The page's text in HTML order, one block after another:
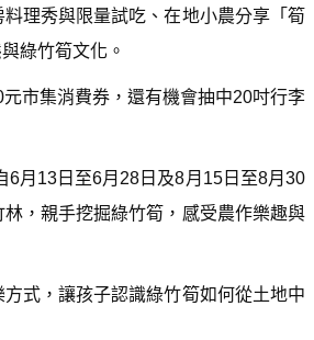
理秀與限量試吃、在地小農分享「筍
綠竹筍文化。
市集消費券，還有機會抽中20吋行李
6月13日至6月28日及8月15日至8月30
，親手挖掘綠竹筍，感受農作樂趣與
式，讓孩子認識綠竹筍如何從土地中